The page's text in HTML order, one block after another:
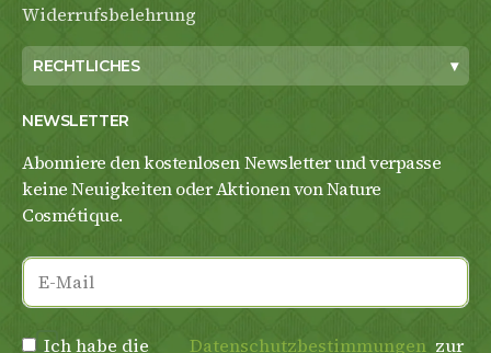
Widerrufsbelehrung
RECHTLICHES ▾
NEWSLETTER
Abonniere den kostenlosen Newsletter und verpasse
keine Neuigkeiten oder Aktionen von Nature
Cosmétique.
Ich habe die Datenschutzbestimmungen zur